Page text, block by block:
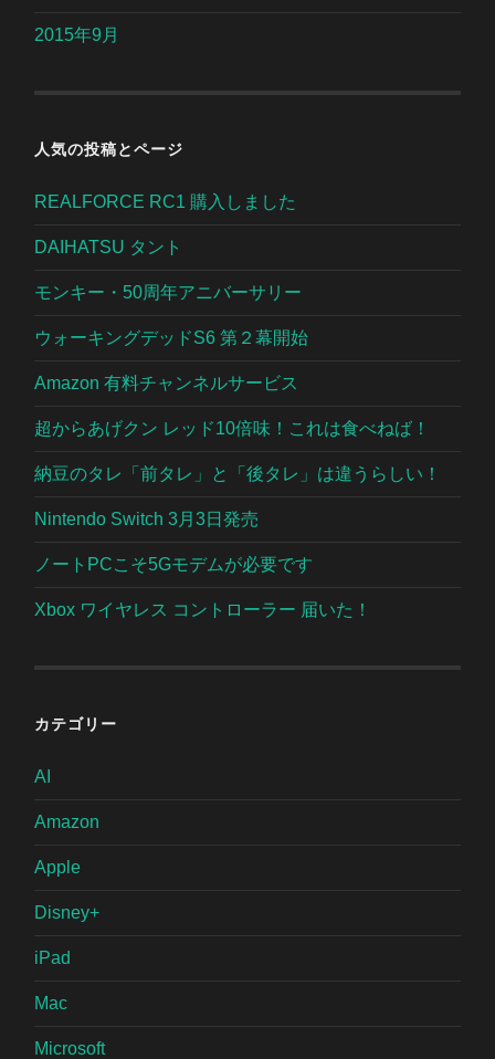
2015年9月
人気の投稿とページ
REALFORCE RC1 購入しました
DAIHATSU タント
モンキー・50周年アニバーサリー
ウォーキングデッドS6 第２幕開始
Amazon 有料チャンネルサービス
超からあげクン レッド10倍味！これは食べねば！
納豆のタレ「前タレ」と「後タレ」は違うらしい！
Nintendo Switch 3月3日発売
ノートPCこそ5Gモデムが必要です
Xbox ワイヤレス コントローラー 届いた！
カテゴリー
AI
Amazon
Apple
Disney+
iPad
Mac
Microsoft